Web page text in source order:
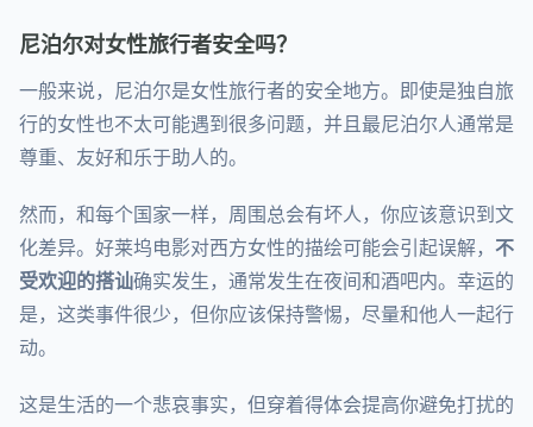
尼泊尔对女性旅行者安全吗？
一般来说，尼泊尔是女性旅行者的安全地方。即使是独自旅
行的女性也不太可能遇到很多问题，并且最尼泊尔人通常是
尊重、友好和乐于助人的。
然而，和每个国家一样，周围总会有坏人，你应该意识到文
化差异。好莱坞电影对西方女性的描绘可能会引起误解， 不
受欢迎的搭讪确实发生，通常发生在夜间和酒吧内。幸运的
是，这类事件很少，但你应该保持警惕，尽量和他人一起行
动。
这是生活的一个悲哀事实，但穿着得体会提高你避免打扰的